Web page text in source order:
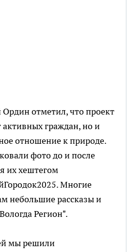
Ордин отметил, что проект
граждан, но и
отношение к природе.
фото до и после
их хештегом
Многие
небольшие рассказы и
Регион".
мы решили